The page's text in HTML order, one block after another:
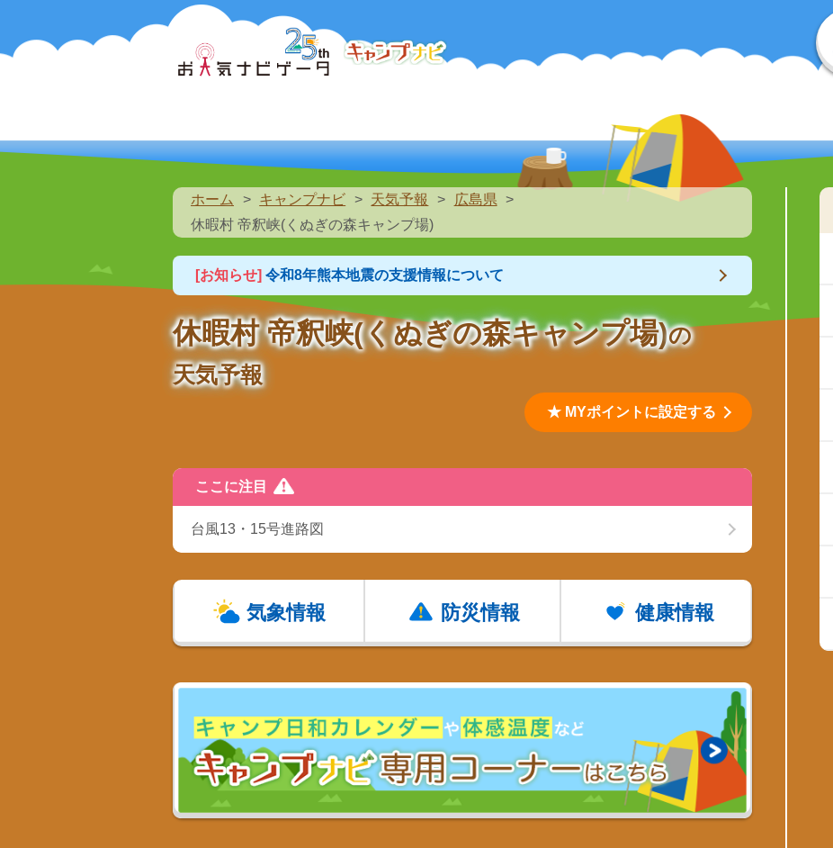
ホーム キャンプナビ 天気予報
広島県
休暇村 帝釈峡(くぬぎの森キャンプ場)
[お知らせ] 令和8年熊本地震の支援情報について
休暇村 帝釈峡(くぬぎの森キャンプ場)の
天気予報
★ MYポイントに設定する
ここに注目
台風13・15号進路図
気象情報 防災情報 健康情報